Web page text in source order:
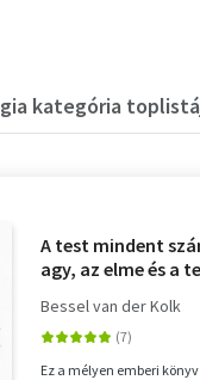
kategória
A test mindent
agy, az elme és a
Bessel van der Kolk
Ez a mélyen emberi